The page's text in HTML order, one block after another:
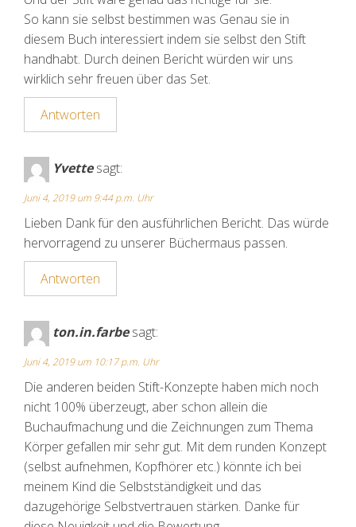
So kann sie selbst bestimmen was Genau sie in
diesem Buch interessiert indem sie selbst den Stift
handhabt. Durch deinen Bericht würden wir uns
wirklich sehr freuen über das Set.
Antworten
Yvette sagt:
Juni 4, 2019 um 9:44 p.m. Uhr
Lieben Dank für den ausführlichen Bericht. Das würde
hervorragend zu unserer Büchermaus passen.
Antworten
ton.in.farbe sagt:
Juni 4, 2019 um 10:17 p.m. Uhr
Die anderen beiden Stift-Konzepte haben mich noch
nicht 100% überzeugt, aber schon allein die
Buchaufmachung und die Zeichnungen zum Thema
Körper gefallen mir sehr gut. Mit dem runden Konzept
(selbst aufnehmen, Kopfhörer etc.) könnte ich bei
meinem Kind die Selbstständigkeit und das
dazugehörige Selbstvertrauen stärken. Danke für